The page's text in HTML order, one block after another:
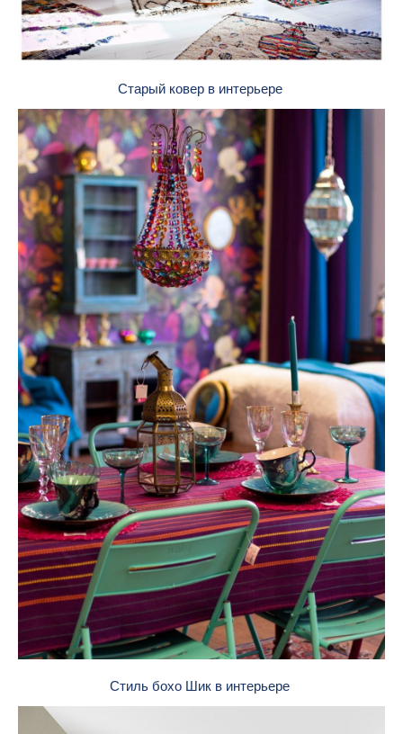
Старый ковер в интерьере
Стиль бохо Шик в интерьере